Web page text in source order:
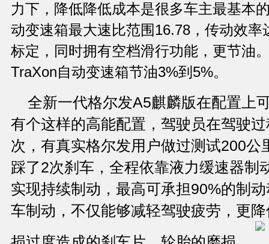
力下，降低降低成本是很多车主最基本
动变速箱最大速比范围16.78，传动效率
标定，同时拥有空档滑行功能，更节油
TraXon自动变速箱节油3%到5%。
全新一代格尔发A5麒麟版在配置上
有个这样的高能配置，驾驶员在驾驶
次，有真实格尔发用户做过测试200公
踩了2次刹车，全程依靠液力缓速器制
实现持续制动，最高可承担90%的制
车制动，不仅能够减轻驾驶疲劳，更